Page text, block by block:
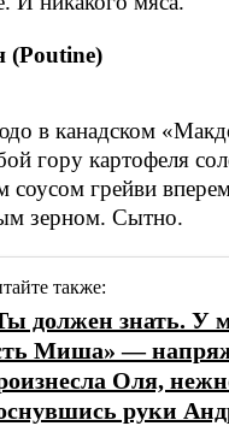
(Poutine)
в канадском
гору картофеля
соусом грейви
зерном. Сытно.
также:
должен знать. У
Миша» —
Оля,
руки